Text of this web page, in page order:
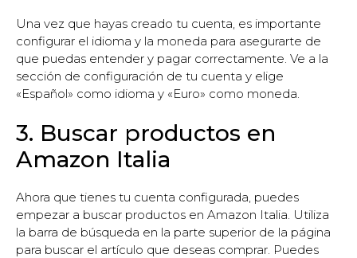
Una vez que hayas creado tu cuenta, es importante
configurar el idioma y la moneda para asegurarte de
que puedas entender y pagar correctamente. Ve a la
sección de configuración de tu cuenta y elige
«Español» como idioma y «Euro» como moneda.
3. Buscar productos en
Amazon Italia
Ahora que tienes tu cuenta configurada, puedes
empezar a buscar productos en Amazon Italia. Utiliza
la barra de búsqueda en la parte superior de la página
para buscar el artículo que deseas comprar. Puedes